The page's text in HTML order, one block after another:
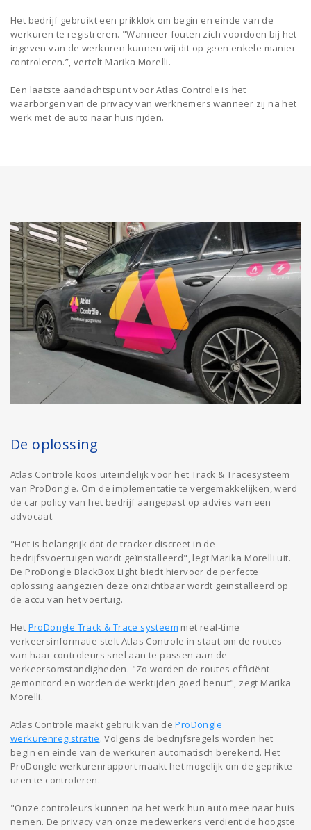
Het bedrijf gebruikt een prikklok om begin en einde van de
werkuren te registreren. "Wanneer fouten zich voordoen bij het
ingeven van de werkuren kunnen wij dit op geen enkele manier
controleren.”, vertelt Marika Morelli.
Een laatste aandachtspunt voor Atlas Controle is het
waarborgen van de privacy van werknemers wanneer zij na het
werk met de auto naar huis rijden.
De oplossing
Atlas Controle koos uiteindelijk voor het Track & Tracesysteem
van ProDongle. Om de implementatie te vergemakkelijken, werd
de car policy van het bedrijf aangepast op advies van een
advocaat.
"Het is belangrijk dat de tracker discreet in de
bedrijfsvoertuigen wordt geïnstalleerd", legt Marika Morelli uit.
De ProDongle BlackBox Light biedt hiervoor de perfecte
oplossing aangezien deze onzichtbaar wordt geïnstalleerd op
de accu van het voertuig.
Het ProDongle Track & Trace systeem met real-time
verkeersinformatie stelt Atlas Controle in staat om de routes
van haar controleurs snel aan te passen aan de
verkeersomstandigheden. "Zo worden de routes efficiënt
gemonitord en worden de werktijden goed benut", zegt Marika
Morelli.
Atlas Controle maakt gebruik van deProDongle
werkurenregistratie. Volgens de bedrijfsregels worden het
begin en einde van de werkuren automatisch berekend. Het
ProDongle werkurenrapport maakt het mogelijk om de geprikte
uren te controleren.
"Onze controleurs kunnen na het werk hun auto mee naar huis
nemen. De privacy van onze medewerkers verdient de hoogste